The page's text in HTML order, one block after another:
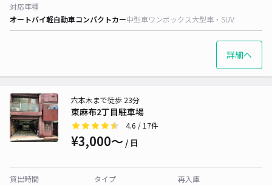
対応車種
オートバイ軽自動車コンパクトカー中型車ワンボックス大型車・SUV
詳細へ
東麻布2丁目駐車場
六本木まで徒歩 23分
4.6 / 17件
¥3,000〜 / 日
貸出時間 タイプ 再入庫